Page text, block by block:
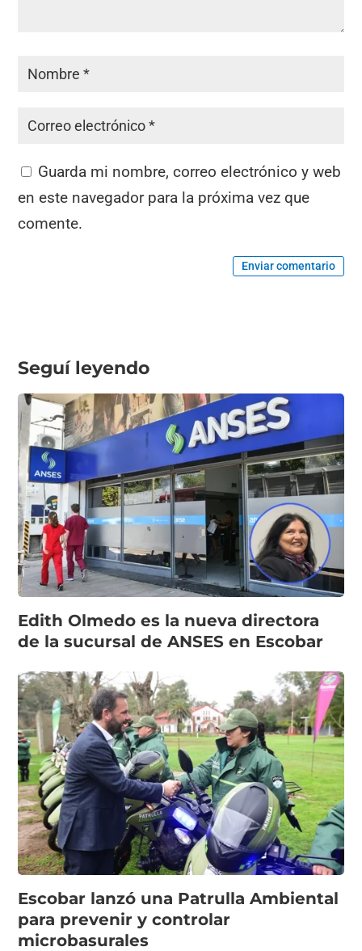
Guarda mi nombre, correo electrónico y web
en este navegador para la próxima vez que
comente.
Enviar comentario
Seguí leyendo
Edith Olmedo es la nueva directora
de la sucursal de ANSES en Escobar
Escobar lanzó una Patrulla Ambiental
para prevenir y controlar
microbasurales